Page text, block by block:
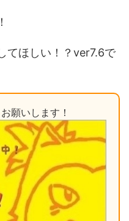
てほしい！？ver7.6で
願いします！